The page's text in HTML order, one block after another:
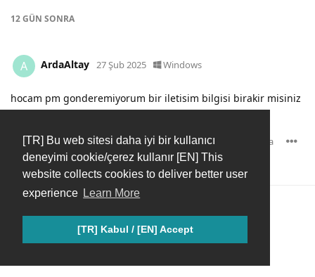
[TR] Bu web sitesi daha iyi bir kullanıcı
deneyimi cookie/çerez kullanır [EN] This
website collects cookies to deliver better user
experience Learn More
[TR] Kabul / [EN] Accept
12 GÜN SONRA
A ArdaAltay 27 Şub 2025 Windows
hocam pm gonderemiyorum bir iletisim bilgisi birakir misiniz
dm den
Yanıtla
Yapici34bunu yanıtladı.
M
merhaba belirttiğiniz github linki orijinal kaynak değil